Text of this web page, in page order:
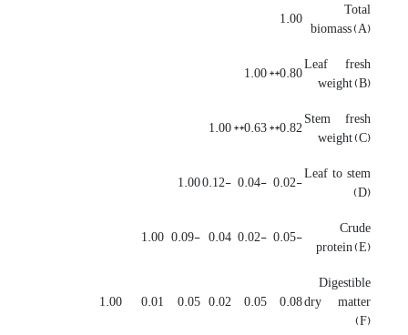
Total
biomass (A)
1.00
Leaf fresh
weight (B)
0.80**
1.00
Stem fresh
weight (C)
0.82**
0.63**
1.00
Leaf to stem
(D)
-0.02
-0.04
-0.12
1.00
Crude
protein (E)
-0.05
-0.02
0.04
-0.09
1.00
Digestible
dry matter
(F)
0.08
0.05
0.02
0.05
0.01
1.00